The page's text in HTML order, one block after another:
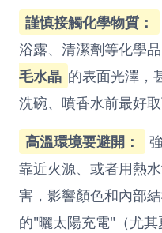
謹慎接觸化學物質：
浴露、清潔劑等化學
毛水晶 的表面光澤，
洗碗、噴香水前最好
高溫環境要避開：
靠近火源、或者用熱
害，影響顏色和內部
的"曬太陽充電"（尤